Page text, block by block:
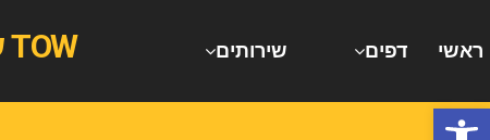
פתח סרגל נגישות
TOW שירותי גרירה וחילוץ רכבים משאיות וג'יפים ראשי דפים שירותים